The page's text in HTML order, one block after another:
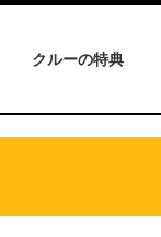
クルーの特典